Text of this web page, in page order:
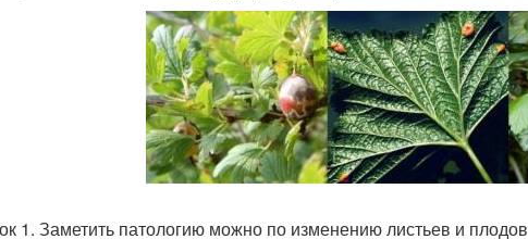
1. Заметить патологию можно по изменению листьев и плодов